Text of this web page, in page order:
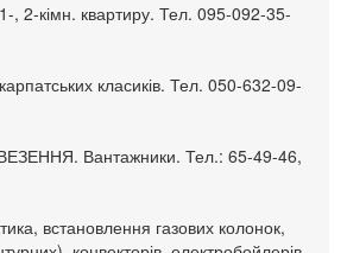
, 2-кімн. квартиру. Тел. 095-092-35-
класиків. Тел. 050-632-09-
Вантажники. Тел.: 65-49-46,
встановлення газових колонок,